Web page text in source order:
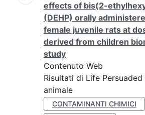
effects of bis(2-
(DEHP) orally
female juvenile rats at
derived from children
study
Contenuto Web
Risultati di Life
animale
CONTAMINANTI CHIMICI